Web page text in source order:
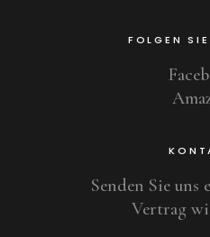
FOLGEN
Senden Sie
Vertrag